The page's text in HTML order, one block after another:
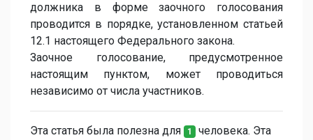
должника в форме заочного голосования
проводится в порядке, установленном статьей
12.1 настоящего Федерального закона.
Заочное голосование, предусмотренное
настоящим пунктом, может проводиться
независимо от числа участников.
Эта статья была полезна для 1 человека. Эта